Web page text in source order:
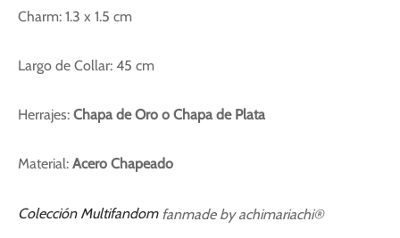
Charm: 1.3 x 1.5 cm
Largo de Collar: 45 cm
Herrajes: Chapa de Oro o Chapa de Plata
Material: Acero Chapeado
Colección Multifandomfanmade by achimariachi®